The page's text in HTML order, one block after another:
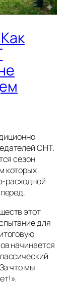
СНТ.
сезон
которых
расходной
этот
для
начинается
что мы
.